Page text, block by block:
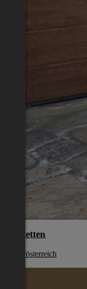
Amstetten
Niederösterreich